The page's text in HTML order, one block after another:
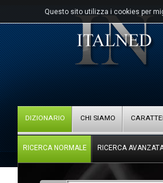
Questo sito utilizza i cookies per
DIZIONARIO CHI SIAMO
RICERCA NORMALE RICERCA